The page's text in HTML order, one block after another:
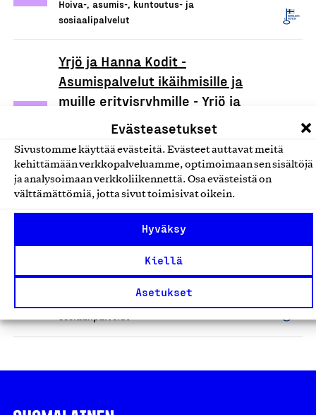
Evästeasetukset
Sivustomme käyttää evästeitä. Evästeet auttavat meitä
kehittämään verkkopalveluamme, optimoimaan sen sisältöjä
ja analysoimaan verkkoliikennettä. Osa evästeistä on
välttämättömiä, jotta sivut toimisivat oikein.
Hyväksy
Kiellä
Asetukset
Hoiva-, asumis-, kuntoutus- ja
sosiaalipalvelut
Yrjö ja Hanna Kodit -
Asumispalvelut ikäihmisille ja
muille erityisryhmille - Yrjö ja
Hanna Hoivapalvelut Oy
Yrjö ja Hanna Hoivapalvelut Oy, Palvelu
Hoiva-, asumis-, kuntoutus- ja
sosiaalipalvelut
Asumispalvelut ikäihmisille ja
muille erityisryhmille
Yrjö ja Hanna -säätiö sr, Palvelu